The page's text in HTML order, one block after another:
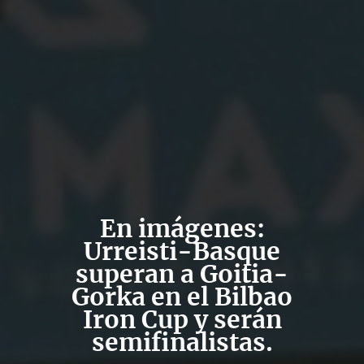
En imágenes:
Urreisti-Basque
superan a Goitia-
Gorka en el Bilbao
Iron Cup y serán
semifinalistas.